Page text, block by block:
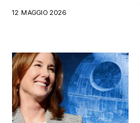
12 MAGGIO 2026